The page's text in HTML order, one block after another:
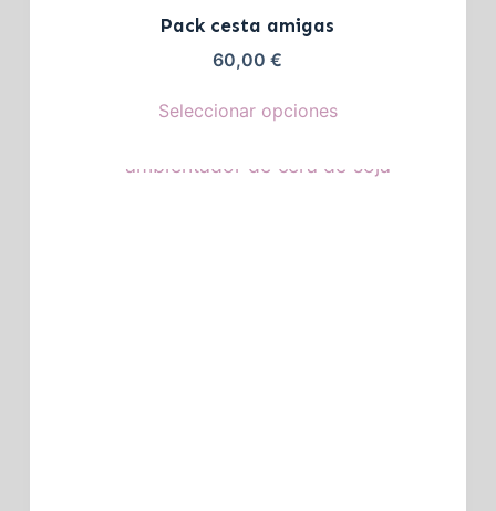
Pack cesta amigas
60,00€
Seleccionar opciones